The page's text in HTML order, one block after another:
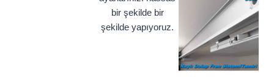
bir şekilde bir
şekilde yapıyoruz.